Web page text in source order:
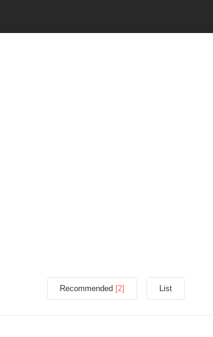
Recommended [2] List